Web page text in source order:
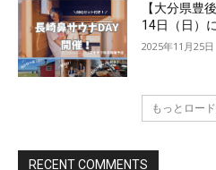
【大分県豊
14日（日）
2025年11月25日
もっとロー
RECENT COMMENTS